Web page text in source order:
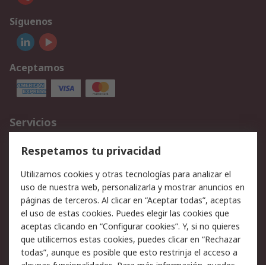
Síguenos
Aceptamos
Servicios
Cómo realizar pedidos
Devoluciones
Facturación y pago
Ofertas
Soporte técnico
Legal
Aviso legal
Política de privacidad -
Actualizada
Política sobre cookies
Seguridad de emails
Respetamos tu privacidad
Utilizamos cookies y otras tecnologías para analizar el
uso de nuestra web, personalizarla y mostrar anuncios en
páginas de terceros. Al clicar en “Aceptar todas”, aceptas
el uso de estas cookies. Puedes elegir las cookies que
aceptas clicando en “Configurar cookies”. Y, si no quieres
que utilicemos estas cookies, puedes clicar en “Rechazar
todas”, aunque es posible que esto restrinja el acceso a